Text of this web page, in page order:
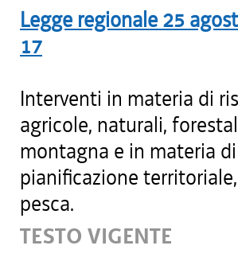
Legge regionale 25
17
Interventi in materia di
agricole, naturali,
montagna e in materia
pianificazione
pesca.
TESTO VIGENTE